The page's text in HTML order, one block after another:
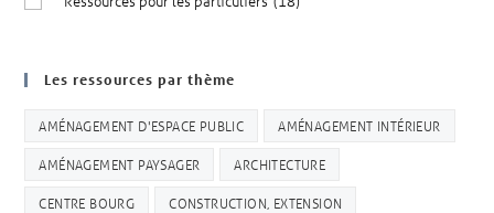
Les ressources par thème
AMÉNAGEMENT D'ESPACE PUBLIC AMÉNAGEMENT INTÉRIEUR
AMÉNAGEMENT PAYSAGER ARCHITECTURE
CENTRE BOURG CONSTRUCTION, EXTENSION